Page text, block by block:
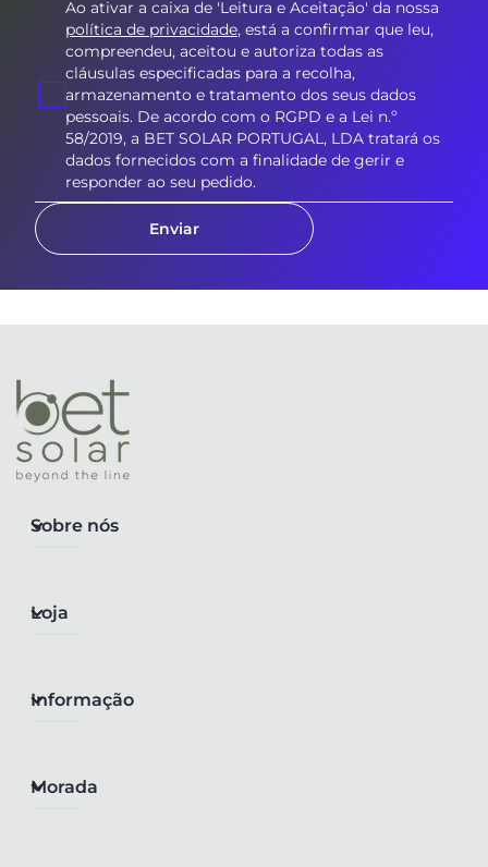
Ao ativar a caixa de 'Leitura e Aceitação' da nossa
política de privacidade, está a confirmar que leu,
compreendeu, aceitou e autoriza todas as
cláusulas especificadas para a recolha,
armazenamento e tratamento dos seus dados
pessoais. De acordo com o RGPD e a Lei n.º
58/2019, a BET SOLAR PORTUGAL, LDA tratará os
dados fornecidos com a finalidade de gerir e
responder ao seu pedido.
Enviar
Sobre nós
Loja
Informação
Morada